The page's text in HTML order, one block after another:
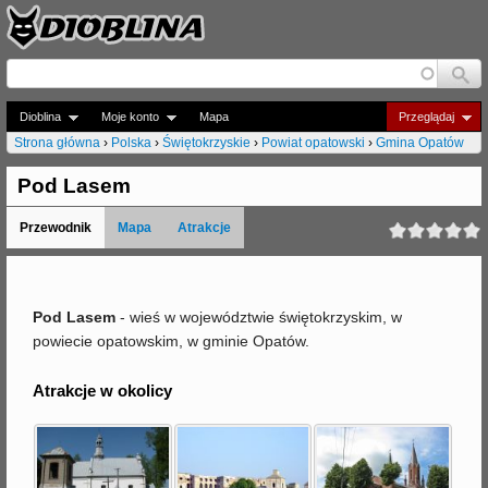
Jump to navigation
Dioblina Moje konto Przeglądaj
Mapa
J
e
s
Strona główna › Polska › Świętokrzyskie › Powiat opatowski › Gmina Opatów
Pod Lasem
Przewodnik Mapa Atrakcje
Pod Lasem - wieś w województwie świętokrzyskim, w
powiecie opatowskim, w gminie Opatów.
Atrakcje w okolicy